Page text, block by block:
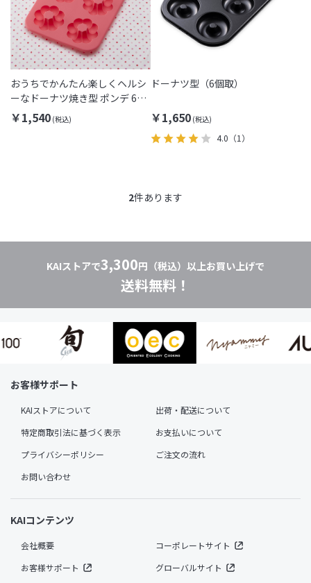
おうちでかんたん楽しくヘルシ
ーなドーナツ焼き型 ポンデ 6個
取り
￥1,540
ドーナツ型（6個取）
￥1,650
4.0 （1）
2件あります
KAIストアで3,300円（税込）以上お買い上げで
送料無料！
お客様サポート
KAIストアについて
出荷・配送について
特定商取引法に基づく表示
お支払いについて
プライバシーポリシー
ご注文の流れ
お問い合わせ
KAIコンテンツ
会社概要
コーポレートサイト
お客様サポート
グローバルサイト